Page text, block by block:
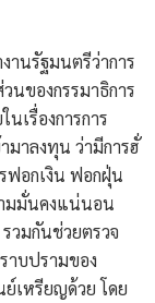
นรัฐมนตรีว่าการ
นของกรรมาธิการ
เรื่องการการ
มาลงทุน ว่ามีการฮั่
ฟอกเงิน ฟอกฝุ่น
มมั่นคงแน่นอน
วมกันช่วยตรวจ
าบปรามของ
เหรียญด้วย โดย